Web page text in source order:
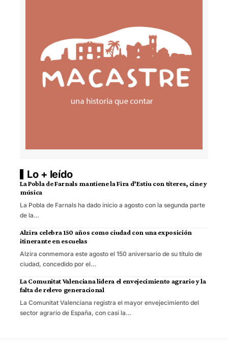
Lo + leído
La Pobla de Farnals mantiene la Fira d’Estiu con títeres, cine y
música
La Pobla de Farnals ha dado inicio a agosto con la segunda parte
de la…
Alzira celebra 150 años como ciudad con una exposición
itinerante en escuelas
Alzira conmemora este agosto el 150 aniversario de su título de
ciudad, concedido por el…
La Comunitat Valenciana lidera el envejecimiento agrario y la
falta de relevo generacional
La Comunitat Valenciana registra el mayor envejecimiento del
sector agrario de España, con casi la…